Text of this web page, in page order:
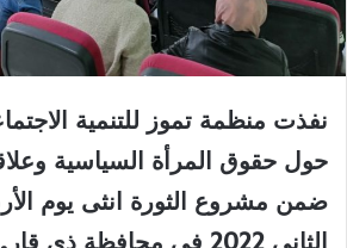
نفذت منظمة تموز للتنمية
حول حقوق المرأة السياسية
الثاني 2022 في محافظة ذي قار.